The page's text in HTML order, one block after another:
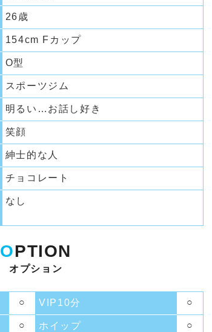
26歳
154cm Fカップ
O型
スポーツジム
明るい…お話し好き
笑顔
紳士的な人
チョコレート
なし
OPTION
オプション
○ VIP10分 ○
○ ホイップ ○